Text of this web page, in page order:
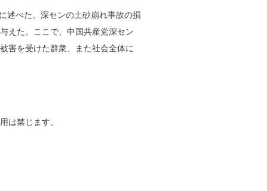
述べた。深センの土砂崩れ事故の損
えた。ここで、中国共産党深セン
害を受けた群衆、また社会全体に
用は禁じます。